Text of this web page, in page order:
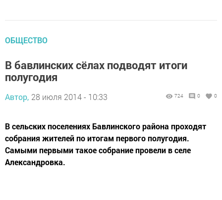
ОБЩЕСТВО
В бавлинских сёлах подводят итоги
полугодия
Автор, 28 июля 2014 - 10:33 724 0 0
В сельских поселениях Бавлинского района проходят
собрания жителей по итогам первого полугодия.
Самыми первыми такое собрание провели в селе
Александровка.